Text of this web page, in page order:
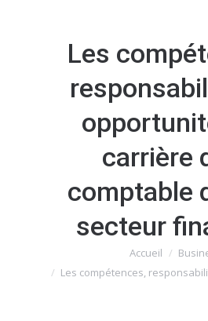
Les
carrière
comptable
secteur
Accueil
Les compétences,